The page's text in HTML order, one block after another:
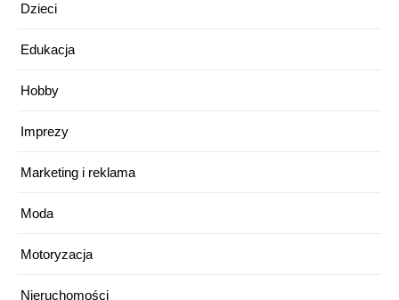
Dzieci
Edukacja
Hobby
Imprezy
Marketing i reklama
Moda
Motoryzacja
Nieruchomości